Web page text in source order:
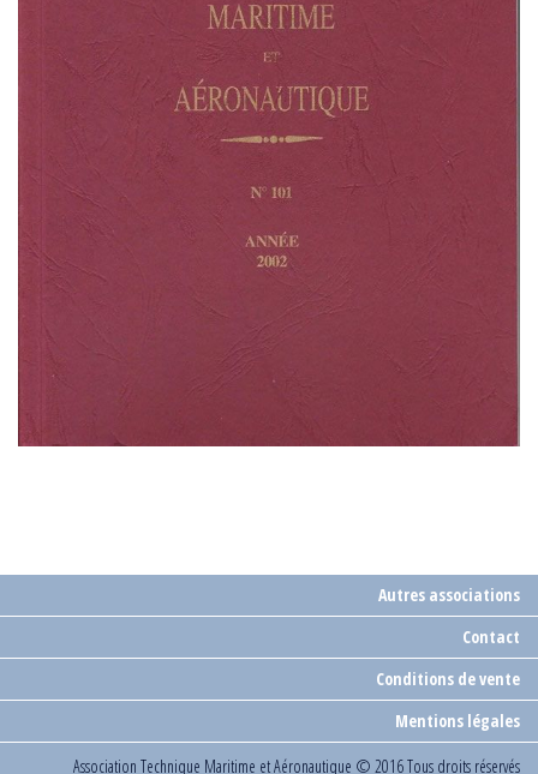
Autres associations
Contact
Conditions de vente
Mentions légales
Association Technique Maritime et Aéronautique © 2016 Tous droits réservés